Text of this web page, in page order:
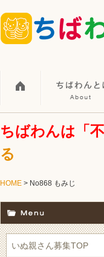
ちばわんは「
る
HOME > No868 もみじ
いぬ親さん募集TOP